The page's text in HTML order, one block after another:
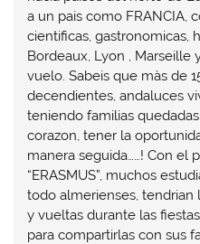
a un pais como FRANCIA,
cientificas, gastronomicas,
Bordeaux, Lyon , Marseille
vuelo. Sabeis que màs de
decendientes, andaluces
teniendo familias
corazon, tener la
manera seguida……! Con el
“ERASMUS”, muchos
todo almerienses, tendrian
y vueltas durante las
para compartirlas con sus